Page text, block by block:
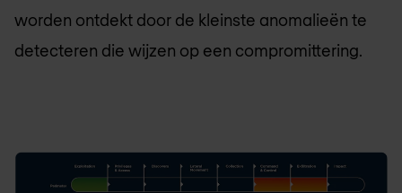
worden ontdekt door de kleinste anomalieën te
detecteren die wijzen op een compromittering.